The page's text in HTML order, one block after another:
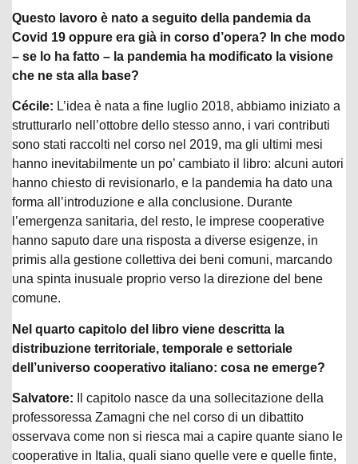
Questo lavoro è nato a seguito della pandemia da
Covid 19 oppure era già in corso d’opera? In che modo
– se lo ha fatto – la pandemia ha modificato la visione
che ne sta alla base?
Cécile: L’idea è nata a fine luglio 2018, abbiamo iniziato a
strutturarlo nell’ottobre dello stesso anno, i vari contributi
sono stati raccolti nel corso nel 2019, ma gli ultimi mesi
hanno inevitabilmente un po’ cambiato il libro: alcuni autori
hanno chiesto di revisionarlo, e la pandemia ha dato una
forma all’introduzione e alla conclusione. Durante
l’emergenza sanitaria, del resto, le imprese cooperative
hanno saputo dare una risposta a diverse esigenze, in
primis alla gestione collettiva dei beni comuni, marcando
una spinta inusuale proprio verso la direzione del bene
comune.
Nel quarto capitolo del libro viene descritta la
distribuzione territoriale, temporale e settoriale
dell’universo cooperativo italiano: cosa ne emerge?
Salvatore: Il capitolo nasce da una sollecitazione della
professoressa Zamagni che nel corso di un dibattito
osservava come non si riesca mai a capire quante siano le
cooperative in Italia, quali siano quelle vere e quelle finte,